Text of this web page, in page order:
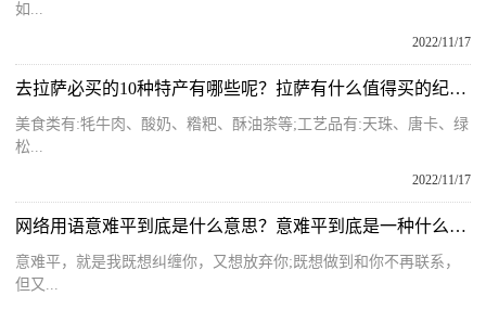
如...
2022/11/17
去拉萨必买的10种特产有哪些呢？拉萨有什么值得买的纪念品吗？
美食类有:牦牛肉、酸奶、糌粑、酥油茶等;工艺品有:天珠、唐卡、绿
松...
2022/11/17
网络用语意难平到底是什么意思？意难平到底是一种什么心情呢？
意难平，就是我既想纠缠你，又想放弃你;既想做到和你不再联系，
但又...